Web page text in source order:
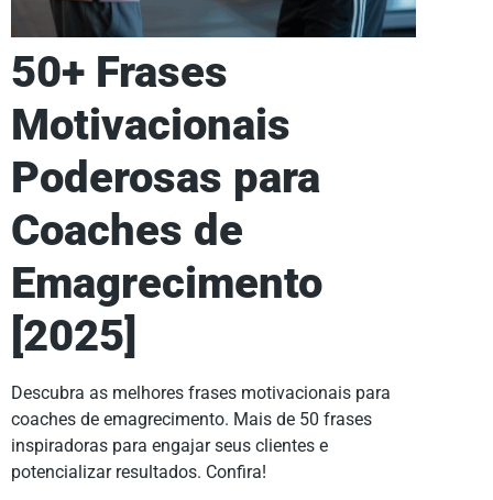
50+ Frases
Motivacionais
Poderosas para
Coaches de
Emagrecimento
[2025]
Descubra as melhores frases motivacionais para
coaches de emagrecimento. Mais de 50 frases
inspiradoras para engajar seus clientes e
potencializar resultados. Confira!